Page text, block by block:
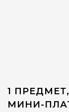
1
МИНИ-